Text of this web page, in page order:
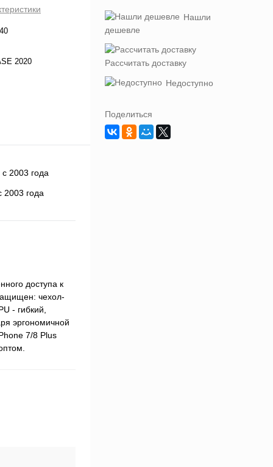
2020
2003 года
доступа к
чехол-
- гибкий,
эргономичной
7/8 Plus
Нашли
дешевле
Рассчитать доставку
Недоступно
Поделиться